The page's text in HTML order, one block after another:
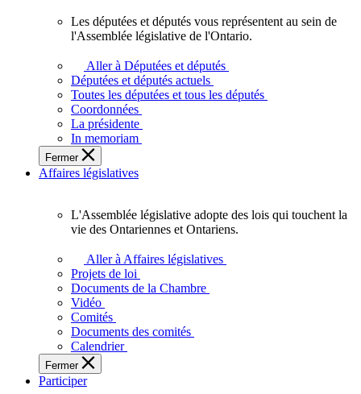
députés
vous
représentent
sein
de
l'Assemblée
législative
l'Ontario.
Les députées et députés vous représentent au sein de
l'Assemblée législative de l'Ontario.
Aller à Députées et députés
Députées et députés actuels
Toutes les députées et tous les députés
Coordonnées
La présidente
In memoriam
Fermer
Affaires législatives
L'Assemblée
adopte
touchent
des
Ontariennes
et
L'Assemblée législative adopte des lois qui touchent la
vie des Ontariennes et Ontariens.
Aller à Affaires législatives
Projets de loi
Documents de la Chambre
Vidéo
Comités
Documents des comités
Calendrier
Fermer
Participer